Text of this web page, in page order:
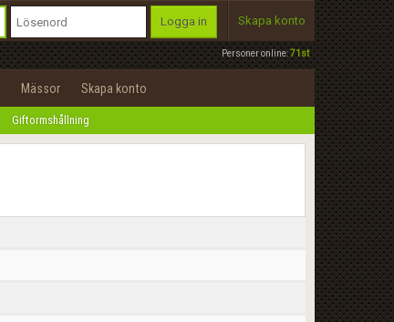
Personer online:71st
Logga in Skapa konto
Mässor Skapa konto
Giftormshållning